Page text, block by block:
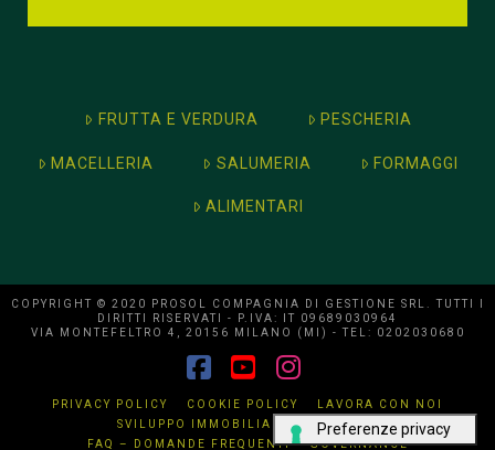
FRUTTA E VERDURA PESCHERIA
MACELLERIA SALUMERIA FORMAGGI
ALIMENTARI
COPYRIGHT © 2020 PROSOL COMPAGNIA DI GESTIONE SRL. TUTTI I
DIRITTI RISERVATI - P.IVA: IT 09689030964
VIA MONTEFELTRO 4, 20156 MILANO (MI) - TEL: 0202030680
PRIVACY POLICY COOKIE POLICY
LAVORA CON NOI
SVILUPPO IMMOBILIARE
CONTATTI
FAQ – DOMANDE FREQUENTI
GOVERNANCE